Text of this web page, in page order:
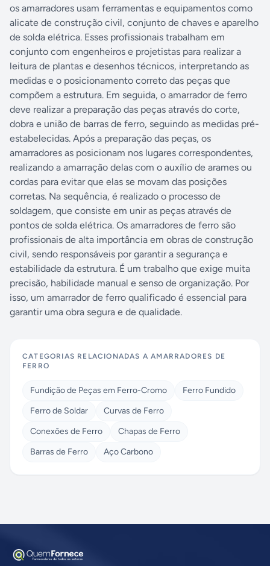
os amarradores usam ferramentas e equipamentos como
alicate de construção civil, conjunto de chaves e aparelho
de solda elétrica. Esses profissionais trabalham em
conjunto com engenheiros e projetistas para realizar a
leitura de plantas e desenhos técnicos, interpretando as
medidas e o posicionamento correto das peças que
compõem a estrutura. Em seguida, o amarrador de ferro
deve realizar a preparação das peças através do corte,
dobra e união de barras de ferro, seguindo as medidas pré-
estabelecidas. Após a preparação das peças, os
amarradores as posicionam nos lugares correspondentes,
realizando a amarração delas com o auxílio de arames ou
cordas para evitar que elas se movam das posições
corretas. Na sequência, é realizado o processo de
soldagem, que consiste em unir as peças através de
pontos de solda elétrica. Os amarradores de ferro são
profissionais de alta importância em obras de construção
civil, sendo responsáveis por garantir a segurança e
estabilidade da estrutura. É um trabalho que exige muita
precisão, habilidade manual e senso de organização. Por
isso, um amarrador de ferro qualificado é essencial para
garantir uma obra segura e de qualidade.
CATEGORIAS RELACIONADAS AAMARRADORES DE
FERRO
Fundição de Peças em Ferro-Cromo
Ferro Fundido
Ferro de Soldar
Curvas de Ferro
Conexões de Ferro
Chapas de Ferro
Barras de Ferro
Aço Carbono